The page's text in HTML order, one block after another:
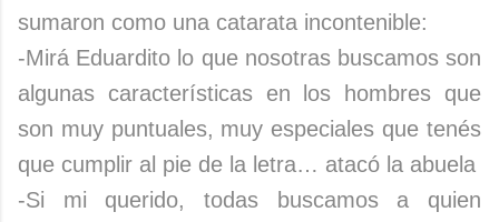
sumaron como una catarata incontenible:
-Mirá Eduardito lo que nosotras buscamos son
algunas características en los hombres que
son muy puntuales, muy especiales que tenés
que cumplir al pie de la letra… atacó la abuela
-Si mi querido, todas buscamos a quien